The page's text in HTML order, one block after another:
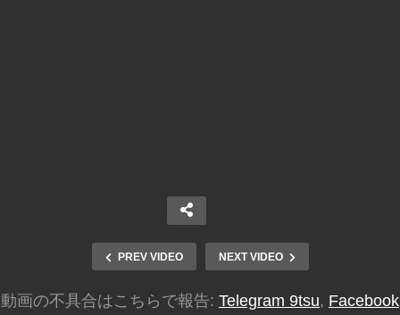
PREV VIDEO NEXT VIDEO
動画の不具合はこちらで報告: Telegram 9tsu, Facebook